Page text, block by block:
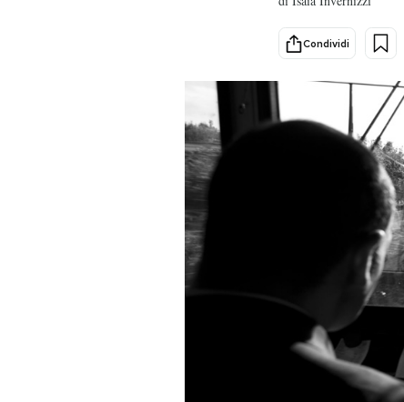
Mondiali calcio 2026
Condividi